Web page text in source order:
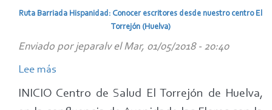
parque
de
Ruta Barriada Hispanidad: Conocer escritores desde nuestro centro El
Torrejón (Huelva)
Enviado porjeparalvelMar, 01/05/2018 - 20:40
Lee más
Ruta
INICIO Centro de Salud El Torrejón de Huelva,